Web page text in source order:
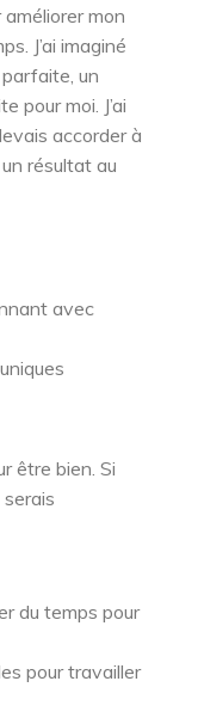
améliorer mon
J’ai imaginé
un
pour moi. J’ai
accorder à
résultat au
avec
être bien. Si
serais
du temps pour
pour travailler